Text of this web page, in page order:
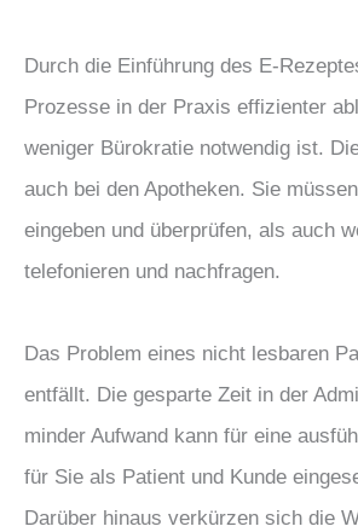
Durch die Einführung des E-
Prozesse in der Praxis effizienter
weniger Bürokratie notwendig ist.
auch bei den Apotheken. Sie
eingeben und überprüfen, als auch
telefonieren und nachfragen.
Das Problem eines nicht lesbaren
entfällt. Die gesparte Zeit in der
minder Aufwand kann für eine
für Sie als Patient und Kunde
Darüber hinaus verkürzen sich die